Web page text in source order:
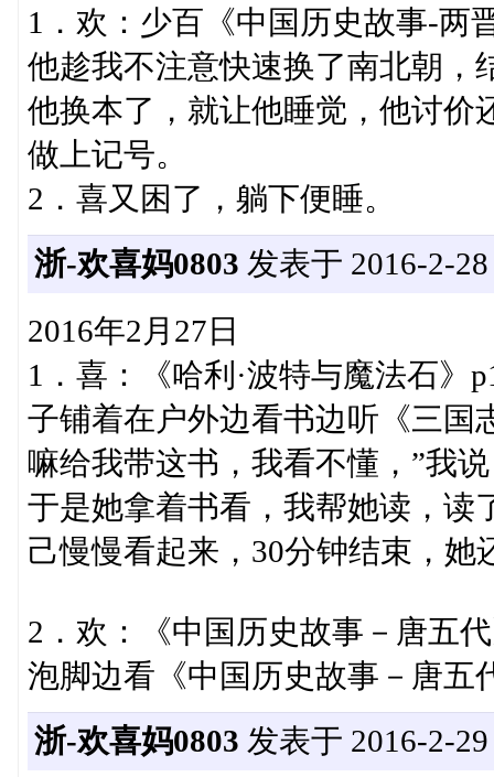
1．欢：少百《中国历史故事-两
他趁我不注意快速换了南北朝，
他换本了，就让他睡觉，他讨价
做上记号。
2．喜又困了，躺下便睡。
浙-欢喜妈0803 发表于 2016-2-
2016年2月27日
1．喜：《哈利·波特与魔法石》
子铺着在户外边看书边听《三国
嘛给我带这书，我看不懂，”我
于是她拿着书看，我帮她读，读
己慢慢看起来，30分钟结束，她
2．欢：《中国历史故事－唐五
泡脚边看《中国历史故事－唐五
浙-欢喜妈0803 发表于 2016-2-